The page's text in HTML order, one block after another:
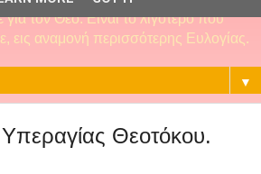
τον Θεό. Είναι το λιγότερο που
εις αναμονή περισσότερης Ευλογίας.
▼
Θεοτόκου.